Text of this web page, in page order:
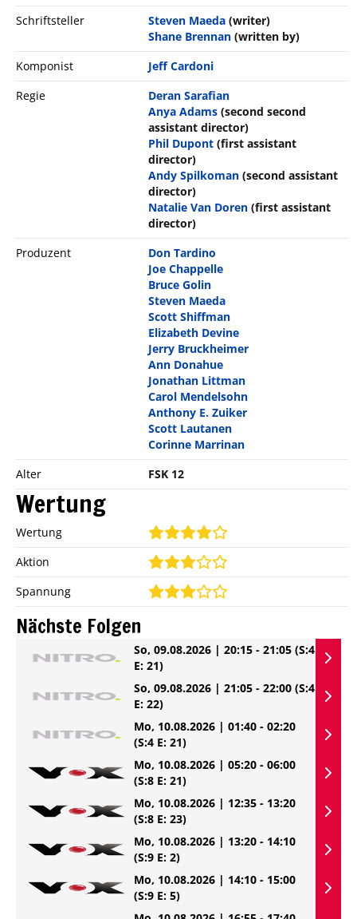
Schriftsteller
Steven Maeda (writer)
Shane Brennan (written by)
Komponist
Jeff Cardoni
Regie
Deran Sarafian
Anya Adams (second second
assistant director)
Phil Dupont (first assistant
director)
Andy Spilkoman (second assistant
director)
Natalie Van Doren (first assistant
director)
Produzent
Don Tardino
Joe Chappelle
Bruce Golin
Steven Maeda
Scott Shiffman
Elizabeth Devine
Jerry Bruckheimer
Ann Donahue
Jonathan Littman
Carol Mendelsohn
Anthony E. Zuiker
Scott Lautanen
Corinne Marrinan
Alter
FSK 12
Wertung
Wertung
Aktion
Spannung
Nächste Folgen
So, 09.08.2026 | 20:15 - 21:05 (S:4
E: 21)
So, 09.08.2026 | 21:05 - 22:00 (S:4
E: 22)
Mo, 10.08.2026 | 01:40 - 02:20
(S:4 E: 21)
Mo, 10.08.2026 | 05:20 - 06:00
(S:8 E: 21)
Mo, 10.08.2026 | 12:35 - 13:20
(S:8 E: 23)
Mo, 10.08.2026 | 13:20 - 14:10
(S:9 E: 2)
Mo, 10.08.2026 | 14:10 - 15:00
(S:9 E: 5)